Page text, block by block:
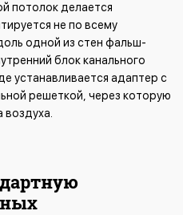
потолок делается
не по всему
одной из стен фальш-
блок канального
устанавливается адаптер с
решеткой, через которую
воздуха.